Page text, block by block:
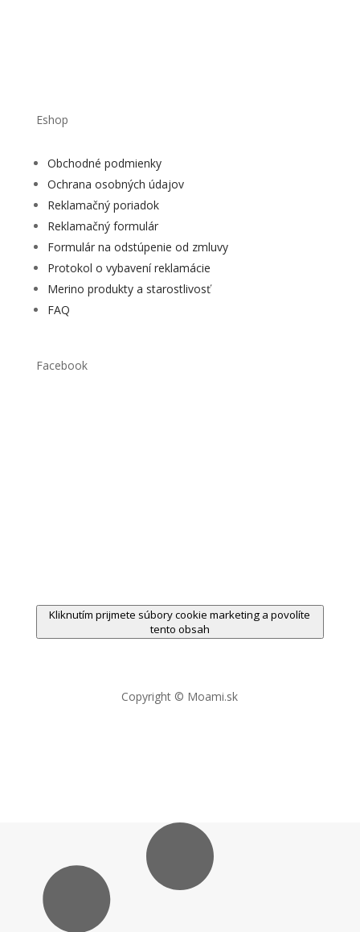
Eshop
Obchodné podmienky
Ochrana osobných údajov
Reklamačný poriadok
Reklamačný formulár
Formulár na odstúpenie od zmluvy
Protokol o vybavení reklamácie
Merino produkty a starostlivosť
FAQ
Facebook
Kliknutím prijmete súbory cookie marketing a povolíte
tento obsah
Copyright © Moami.sk